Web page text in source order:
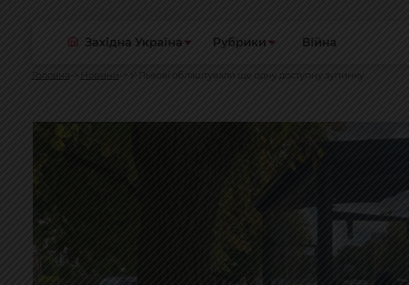
Західна Україна Рубрики Війна
Головна Новини У Львові облаштували ще одну доступну зупинку